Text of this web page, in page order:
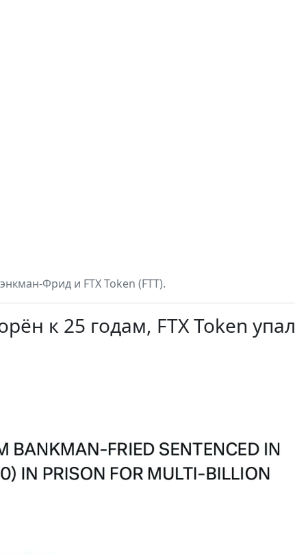
Фрид и FTX Token (FTT).
к 25 годам, FTX Token упал